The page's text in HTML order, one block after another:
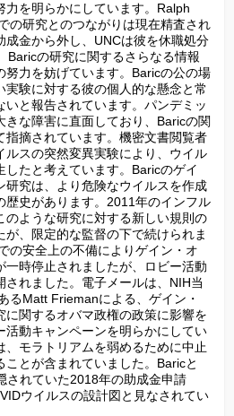
力を明らかにしています。Ralph
の研究とのつながりは現在精査され
成金から外し、UNCは彼を休職処分
Baricの研究に関するさらなる情報
努力を妨げています。Baricの公の場
実験に対する彼の個人的な懸念と常
いと報告されています。パンデミッ
きな障害に直面しており、Baricの関
指摘されています。機密文書閲覧者
ルスの突然変異実験により、ウイル
したと考えています。Baricのゲイ
研究は、より危険なウイルスを作成
歴史があります。2011年のインフル
のような研究に対する新しい規則の
、限定的な監督の下で続けられま
の安全上の不備によりゲイン・オ
一時停止されましたが、ロビー活動
されました。電子メールは、NIH当
るMatt Friemanによる、ゲイン・
に関するオバマ政権の政策に影響を
活動キャンペーンを明らかにしてい
、モラトリアムを弱めるために中止
とが含まれていました。Baricと
されていた2018年の助成金申請
ウイルスの設計図と見なされてい